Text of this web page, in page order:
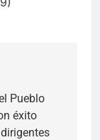
Pueblo
éxito